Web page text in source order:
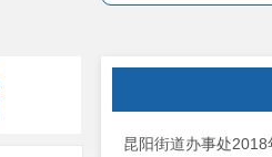
昆阳街道办事处2018